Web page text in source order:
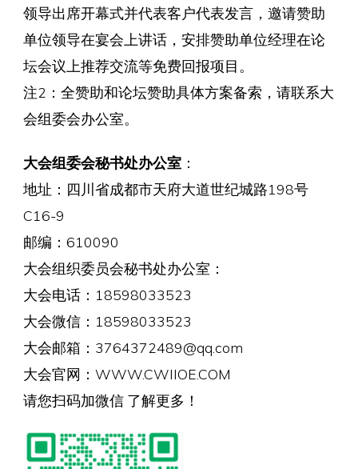
领导出席开幕式并代表客户代表发言，邀请赞助
单位领导在宴会上讲话，安排赞助单位经理在论
坛会议上推荐交流等免费回报项目。
注2：全赞助和论坛赞助具体方案备索，请联系大
会组委会办公室。
大会组委会秘书处办公室：
地址：四川省成都市天府大道世纪城路198号
C16-9
邮编：610090
大会组织委员会秘书处办公室：
大会电话：18598033523
大会微信：18598033523
大会邮箱：3764372489@qq.com
大会官网：WWW.CWIIOE.COM
请您扫码加微信 了解更多！